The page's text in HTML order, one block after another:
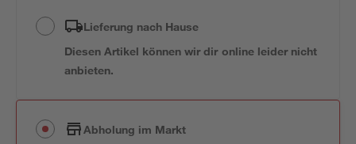
Lieferung nach Hause
Diesen Artikel können wir dir online leider nicht
anbieten.
Abholung im Markt